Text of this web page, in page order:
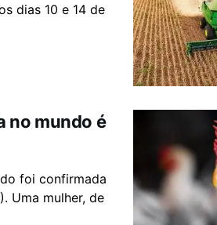
dias 10 e 14 de
no mundo é
foi confirmada
Uma mulher, de